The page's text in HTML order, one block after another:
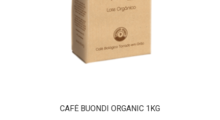
CAFÉ BUONDI ORGANIC 1KG